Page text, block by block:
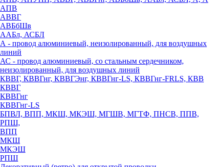
АПВ
АВВГ
АВБбШв
ААБл, АСБЛ
А - провод алюминиевый, неизолированный, для воздушных
линий
АС - провод алюминиевый, со стальным сердечником,
неизолированный, для воздушных линий
КВВГ, КВВГнг, КВВГЭнг, КВВГнг-LS, КВВГнг-FRLS, КВВ
КВВГ
КВВГнг
КВВГнг-LS
БПВЛ, ВПП, МКШ, МКЭШ, МГШВ, МГТФ, ПНСВ, ППВ,
РПШ,
ВПП
МКШ
МКЭШ
РПШ